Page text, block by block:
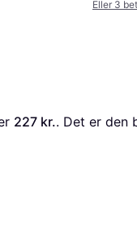
Eller 3
227 kr.. Det er den